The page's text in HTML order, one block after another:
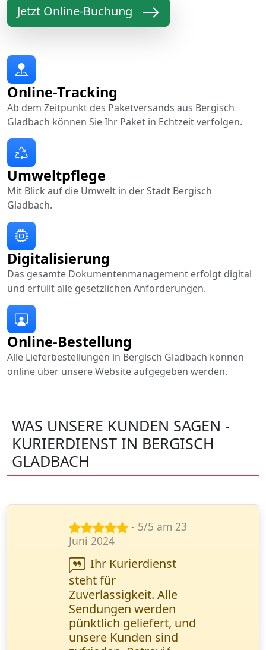
Jetzt Online-Buchung
Online-Bestellung
Alle Lieferbestellungen in Bergisch Gladbach können
online über unsere Website aufgegeben werden.
Online-Tracking
Ab dem Zeitpunkt des Paketversands aus Bergisch
Gladbach können Sie Ihr Paket in Echtzeit verfolgen.
Digitalisierung
Das gesamte Dokumentenmanagement erfolgt digital
und erfüllt alle gesetzlichen Anforderungen.
Umweltpflege
Mit Blick auf die Umwelt in der Stadt Bergisch
Gladbach.
WAS UNSERE KUNDEN SAGEN -
KURIERDIENST IN BERGISCH
GLADBACH
- 5/5 am 15
Nov. 2024
Ihr Service ist eine
echte Rettung in
dringenden
Situationen. Alles läuft
reibungslos, schnell
und bequem. Lisa